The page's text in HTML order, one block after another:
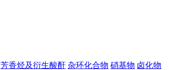
芳香烃及衍生酸酐 杂环化合物 硝基物 卤化物